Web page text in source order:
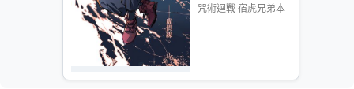
咒術迴戰 宿虎兄弟本